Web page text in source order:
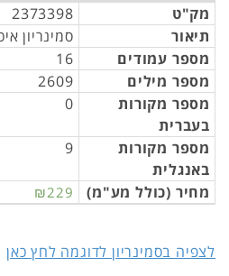
מק"ט
2373398
תיאור
סמינריון
מספר עמודים
16
מספר מילים
2609
מספר מקורות
בעברית
0
מספר מקורות
באנגלית
9
מחיר (כולל מע"מ) ₪229
לצפיה בסמינריון לדוגמה לחץ כאן